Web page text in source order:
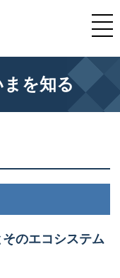
まを知る
のエコシステム